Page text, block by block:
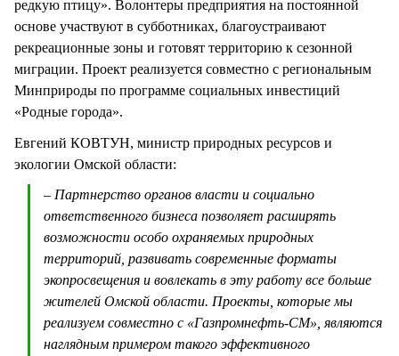
редкую птицу». Волонтеры предприятия на постоянной
основе участвуют в субботниках, благоустраивают
рекреационные зоны и готовят территорию к сезонной
миграции. Проект реализуется совместно с региональным
Минприроды по программе социальных инвестиций
«Родные города».
Евгений КОВТУН, министр природных ресурсов и
экологии Омской области:
– Партнерство органов власти и социально
ответственного бизнеса позволяет расширять
возможности особо охраняемых природных
территорий, развивать современные форматы
экопросвещения и вовлекать в эту работу все больше
жителей Омской области. Проекты, которые мы
реализуем совместно с «Газпромнефть-СМ», являются
наглядным примером такого эффективного